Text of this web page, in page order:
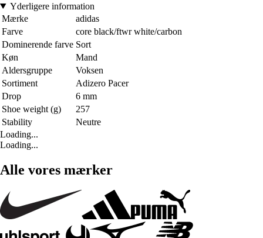
Yderligere information
Mærke
adidas
Farve
core black/ftwr white/carbon
Dominerende farve Sort
Køn
Mand
Aldersgruppe
Voksen
Sortiment
Adizero Pacer
Drop
6 mm
Shoe weight (g)
257
Stability
Neutre
Loading...
Loading...
Alle vores mærker